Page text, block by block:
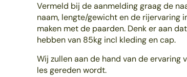
Vermeld bij de aanmelding graag de
naam, lengte/gewicht en de rijervaring
maken met de paarden. Denk er aan
hebben van 85kg incl kleding en cap.
Wij zullen aan de hand van de
les gereden wordt.